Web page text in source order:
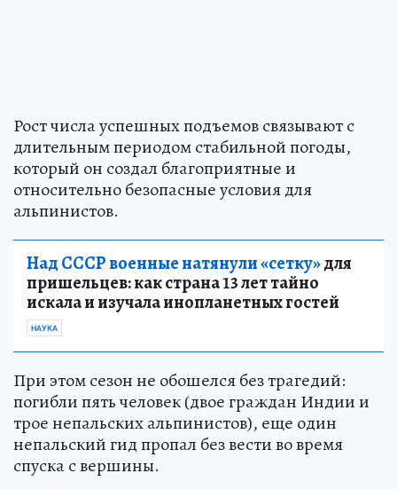
Рост числа успешных подъемов связывают с
длительным периодом стабильной погоды,
который он создал благоприятные и
относительно безопасные условия для
альпинистов.
Над СССР военные натянули «сетку»для
пришельцев: как страна 13 лет тайно
искала и изучала инопланетных гостей
НАУКА
При этом сезон не обошелся без трагедий:
погибли пять человек (двое граждан Индии и
трое непальских альпинистов), еще один
непальский гид пропал без вести во время
спуска с вершины.